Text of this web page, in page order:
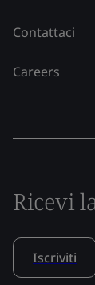
Contattaci
Careers
Ricevi
Iscriviti